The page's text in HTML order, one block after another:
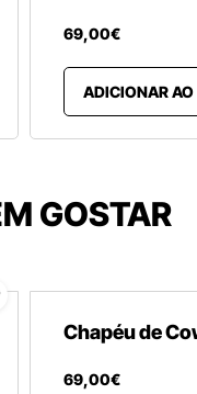
69,00€
ADICIONAR
GOSTAR
Chapéu de
69,00€